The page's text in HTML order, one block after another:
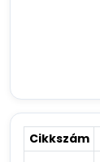
Cikkszám